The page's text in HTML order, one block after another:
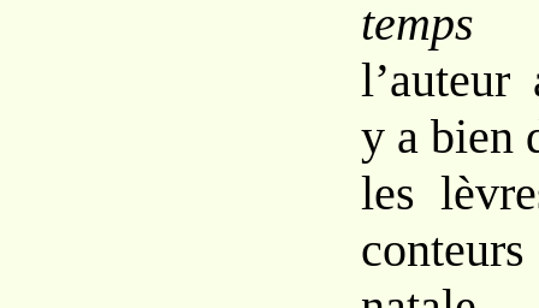
temps
y a bien
les